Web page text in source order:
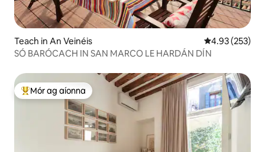
Teach in An Veinéis Meánrátáil
4.93 (253)
SÓ BARÓCACH IN SAN MARCO LE HARDÁN DÍN
An-mhór ag aíonna
Mór ag aíonna